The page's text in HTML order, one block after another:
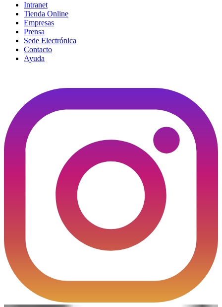
Intranet
Tienda Online
Empresas
Prensa
Sede Electrónica
Contacto
Ayuda